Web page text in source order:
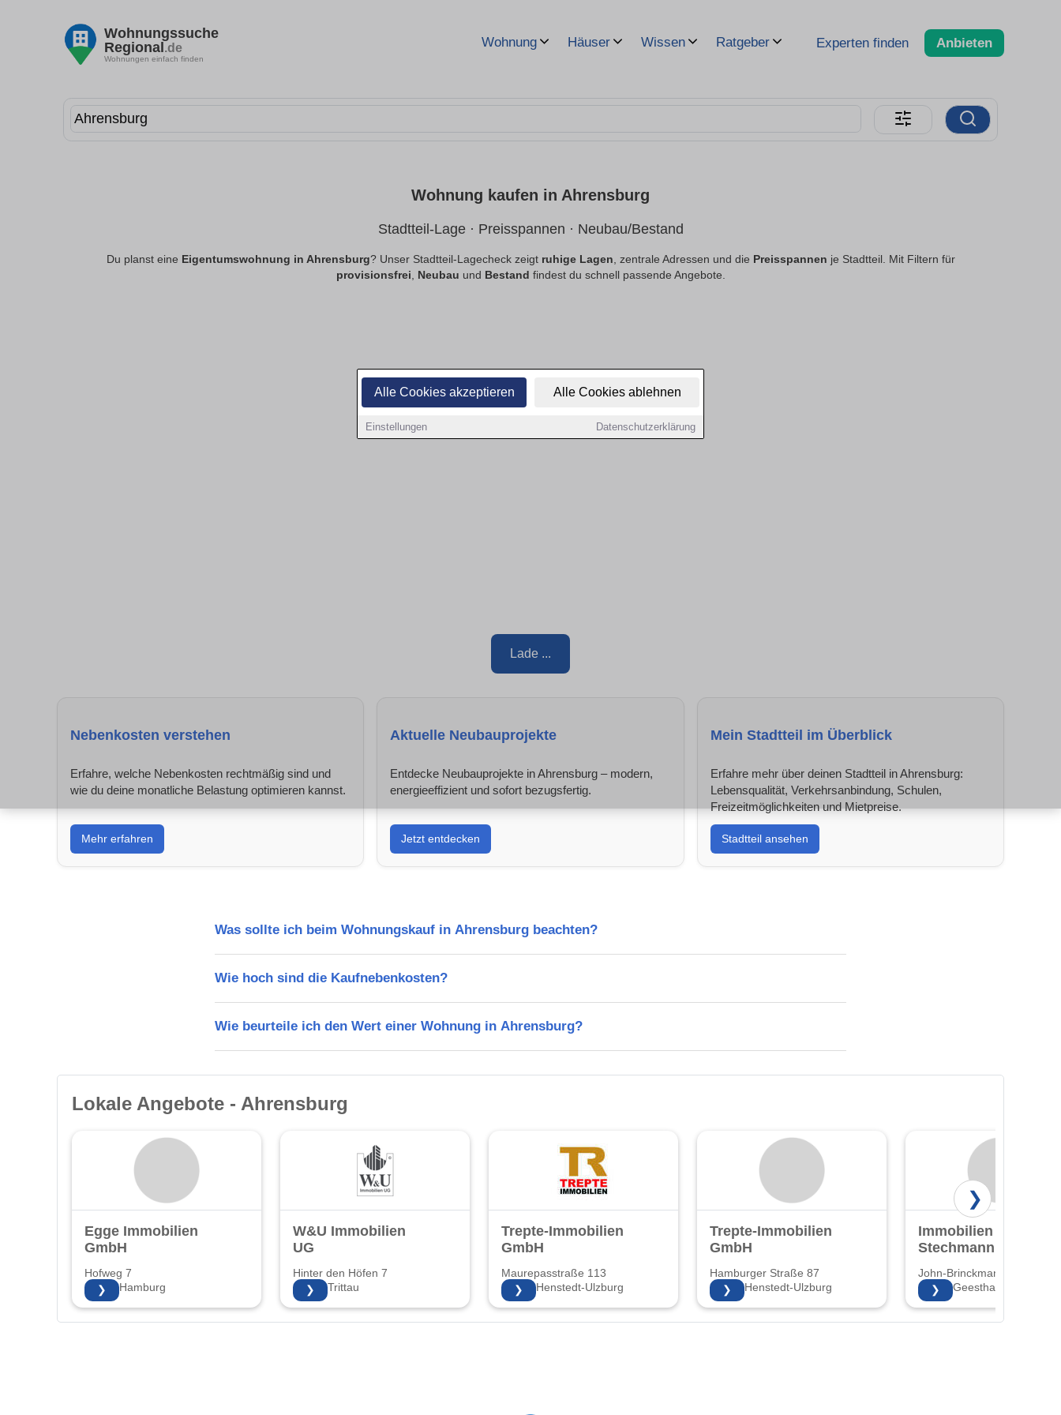
Alle Cookies akzeptieren Alle Cookies ablehnen
Einstellungen Datenschutzerklärung
Wohnungssuche
Regional.de
Wohnungen einfach finden
Wohnung Häuser Wissen Ratgeber Experten finden Anbieten
Wohnung kaufen in Ahrensburg
Stadtteil-Lage · Preisspannen · Neubau/Bestand
Du planst eine Eigentumswohnung in Ahrensburg? Unser Stadtteil-Lagecheck zeigt ruhige Lagen, zentrale Adressen und die Preisspannen je Stadtteil. Mit Filtern für
provisionsfrei, Neubau und Bestand findest du schnell passende Angebote.
Lade ...
Nebenkosten verstehen
Erfahre, welche Nebenkosten rechtmäßig sind und
wie du deine monatliche Belastung optimieren kannst.
Mehr erfahren
Aktuelle Neubauprojekte
Entdecke Neubauprojekte in Ahrensburg – modern,
energieeffizient und sofort bezugsfertig.
Jetzt entdecken
Mein Stadtteil im Überblick
Erfahre mehr über deinen Stadtteil in Ahrensburg:
Lebensqualität, Verkehrsanbindung, Schulen,
Freizeitmöglichkeiten und Mietpreise.
Stadtteil ansehen
Was sollte ich beim Wohnungskauf in Ahrensburg beachten?
Wie hoch sind die Kaufnebenkosten?
Wie beurteile ich den Wert einer Wohnung in Ahrensburg?
Lokale Angebote - Ahrensburg
Egge Immobilien
GmbH
Hofweg 7
22085 Hamburg
❯
W&U Immobilien
UG
Hinter den Höfen 7
22946 Trittau
❯
Trepte-Immobilien
GmbH
Maurepasstraße 113
24558 Henstedt-Ulzburg
❯
Trepte-Immobilien
GmbH
Hamburger Straße 87
24558 Henstedt-Ulzburg
❯
Immobilien A.
Stechmann
John-Brinckman-Weg 16
21502 Geesthacht
❯
❯